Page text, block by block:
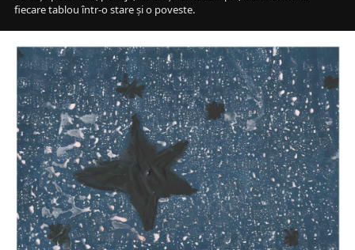
fiecare tablou într-o stare și o poveste.